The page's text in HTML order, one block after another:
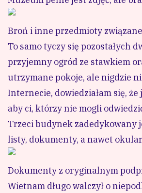
Broń i inne przedmioty
To samo tyczy się pozostałych
przyjemny ogród ze stawkiem
utrzymane pokoje, ale nigdzie
Internecie, dowiedziałam się,
aby ci, którzy nie mogli
Trzeci budynek zadedykowany
listy, dokumenty, a nawet
Dokumenty z oryginalnym
Wietnam długo walczył o